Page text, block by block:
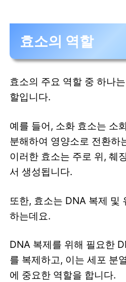
효소의 역할
효소의 주요 역할 중 하나
할입니다.
예를 들어, 소화 효소는 소
분해하여 영양소로 전환하
이러한 효소는 주로 위, 췌
서 생성됩니다.
또한, 효소는 DNA 복제 및
하는데요.
DNA 복제를 위해 필요한
를 복제하고, 이는 세포 분
에 중요한 역할을 합니다.